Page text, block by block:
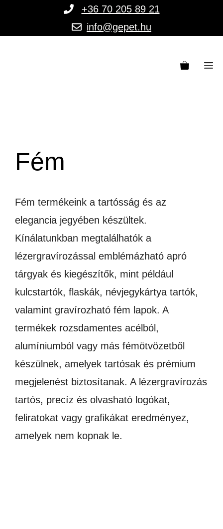
+36 70 205 89 21
info@gepet.hu
Fém
Fém termékeink a tartósság és az
elegancia jegyében készültek.
Kínálatunkban megtalálhatók a
lézergravírozással emblémázható apró
tárgyak és kiegészítők, mint például
kulcstartók, flaskák, névjegykártya tartók,
valamint gravírozható fém lapok. A
termékek rozsdamentes acélból,
alumíniumból vagy más fémötvözetből
készülnek, amelyek tartósak és prémium
megjelenést biztosítanak. A lézergravírozás
tartós, precíz és olvasható logókat,
feliratokat vagy grafikákat eredményez,
amelyek nem kopnak le.